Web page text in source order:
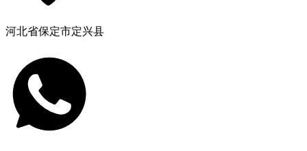
河北省保定市定兴县